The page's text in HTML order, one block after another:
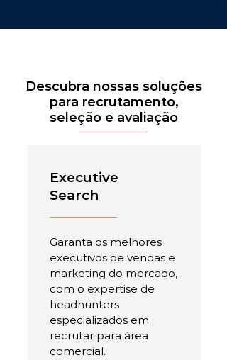
Descubra nossas soluções
para recrutamento,
seleção e avaliação
Executive
Search
Garanta os melhores
executivos de vendas e
marketing do mercado,
com o expertise de
headhunters
especializados em
recrutar para área
comercial.